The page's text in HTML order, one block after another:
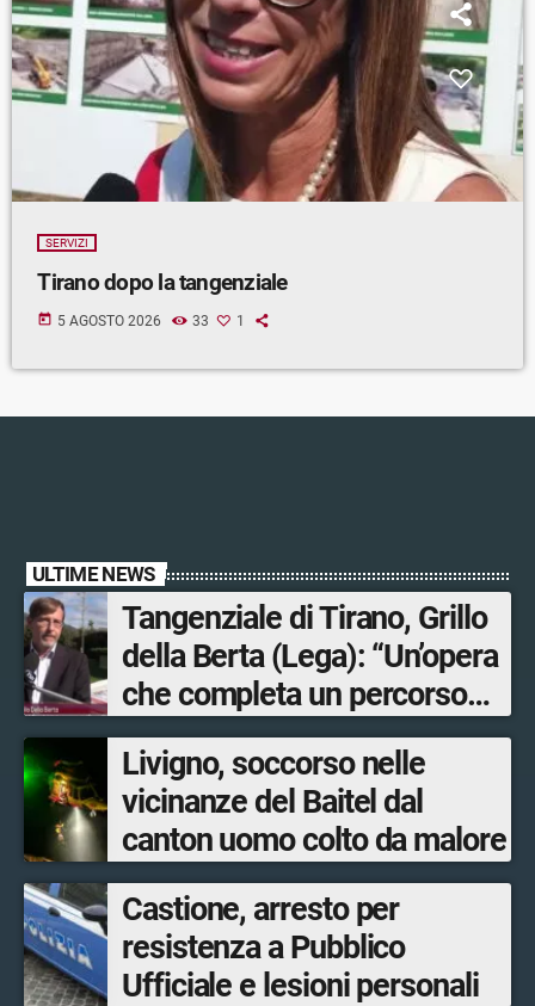
SERVIZI
Tirano dopo la tangenziale
today 5 AGOSTO 2026 33 1
ULTIME NEWS
Tangenziale di Tirano, Grillo
della Berta (Lega): “Un’opera
che completa un percorso
avviato anni fa. Ora avanti
con la Tartano-Sondrio”
Livigno, soccorso nelle
vicinanze del Baitel dal
canton uomo colto da malore
Castione, arresto per
resistenza a Pubblico
Ufficiale e lesioni personali